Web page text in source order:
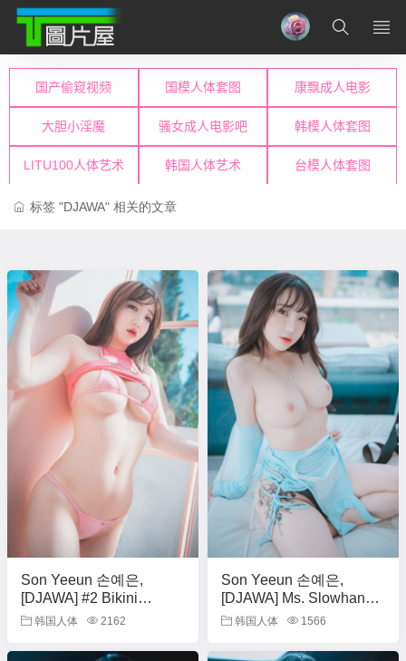
标签 "DJAWA" 相关的文章
Son Yeeun 손예은,
[DJAWA] #2 Bikini
Vacation Set.02
韩国人体 2162
Son Yeeun 손예은,
[DJAWA] Ms. Slowhand
Set.02
韩国人体 1566